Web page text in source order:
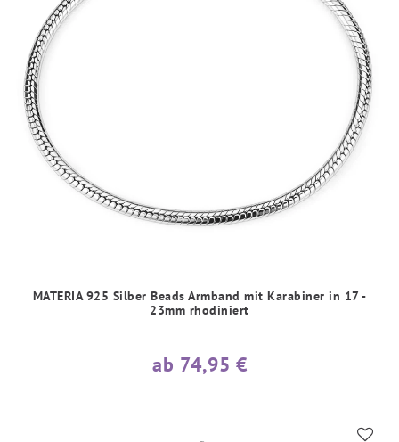
MATERIA 925 Silber Beads Armband mit Karabiner in 17 -
23mm rhodiniert
ab 74,95 €